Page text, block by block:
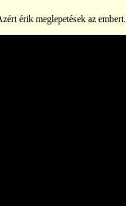
érik meglepetések az